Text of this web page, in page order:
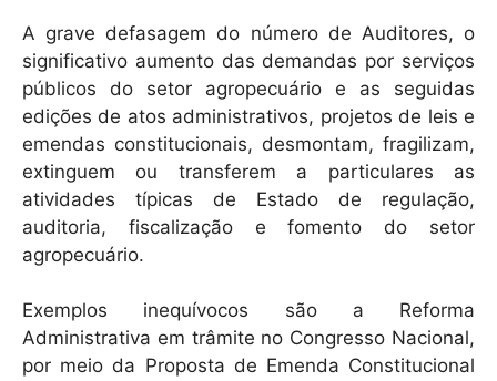
A grave defasagem do número de Auditores, o
significativo aumento das demandas por serviços
públicos do setor agropecuário e as seguidas
edições de atos administrativos, projetos de leis e
emendas constitucionais, desmontam, fragilizam,
extinguem ou transferem a particulares as
atividades típicas de Estado de regulação,
auditoria, fiscalização e fomento do setor
agropecuário.
Exemplos inequívocos são a Reforma
Administrativa em trâmite no Congresso Nacional,
por meio da Proposta de Emenda Constitucional